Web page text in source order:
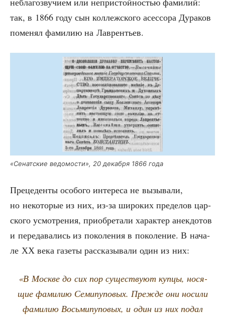
так, в 1866 году сын кол­леж­ско­го асес­со­ра Дура­ков
поме­нял фами­лию на Лаврентьев.
«Сенат­ские ведо­мо­сти», 20 декаб­ря 1866 года
Пре­це­ден­ты осо­бо­го инте­ре­са не вызы­ва­ли,
но неко­то­рые из них, из-за широ­ких пре­де­лов цар­
ско­го усмот­ре­ния, при­об­ре­та­ли харак­тер анек­до­тов
и пере­да­ва­лись из поко­ле­ния в поко­ле­ние. В нача­
ле ХХ века газе­ты рас­ска­зы­ва­ли один из них:
«В Москве до сих пор суще­ству­ют куп­цы, нося­
щие фами­лию Семи­пу­по­вых. Преж­де они носи­ли
фами­лию Вось­ми­пу­по­вых, и один из них подал